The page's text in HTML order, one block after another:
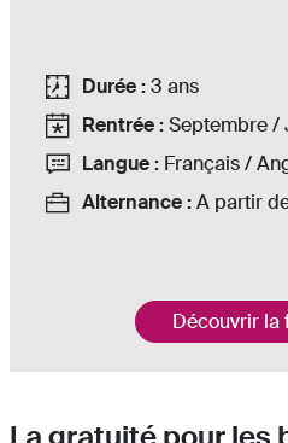
Durée :3 ans
Rentrée :Septembre /
Langue : Français /
Alternance :A partir
Découvrir la